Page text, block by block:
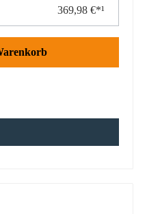
369,98 €*¹
die Schaltflächen um die Anzahl